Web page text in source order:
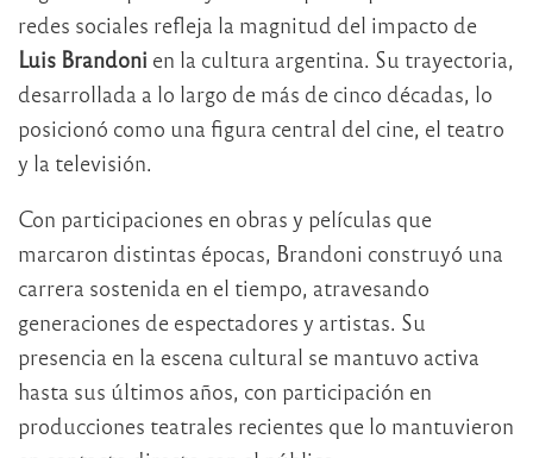
redes sociales refleja la magnitud del impacto de
Luis Brandoni en la cultura argentina. Su trayectoria,
desarrollada a lo largo de más de cinco décadas, lo
posicionó como una figura central del cine, el teatro
y la televisión.
Con participaciones en obras y películas que
marcaron distintas épocas, Brandoni construyó una
carrera sostenida en el tiempo, atravesando
generaciones de espectadores y artistas. Su
presencia en la escena cultural se mantuvo activa
hasta sus últimos años, con participación en
producciones teatrales recientes que lo mantuvieron